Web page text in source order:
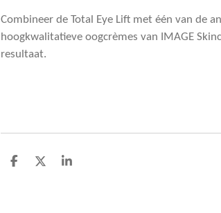
Combineer de Total Eye Lift met één van de
hoogkwalitatieve oogcrèmes van IMAGE
resultaat.
D
D
S